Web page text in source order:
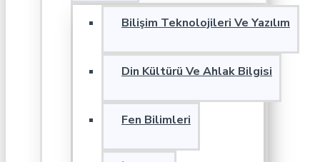
Bilişim Teknolojileri Ve Yazılım
Din Kültürü Ve Ahlak Bilgisi
Fen Bilimleri